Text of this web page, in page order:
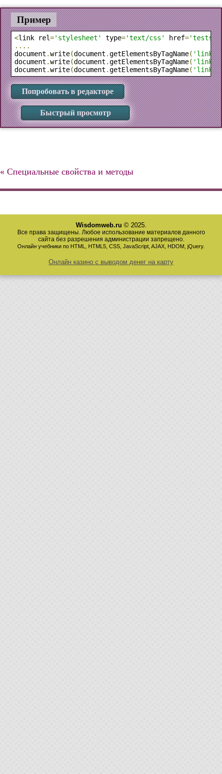
Пример
<link rel='stylesheet' type='text/css' href=
....
document .write(document .getElementsByTagName( 'link'
document .write(document .getElementsByTagName( 'link'
document .write(document .getElementsByTagName( 'link'
Попробовать в редакторе
Быстрый просмотр
« Специальные свойства и методы
Wisdomweb.ru © 2025.
Все права защищены. Любое использование материалов данного
сайта без разрешения администрации запрещено.
Онлайн учебники по HTML, HTML5, CSS, JavaScript, AJAX, HDOM, jQuery.
Онлайн казино с выводом денег на карту